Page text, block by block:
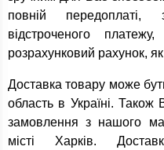
повній
відстроченого
розрахунковий рахунок,
Доставка товару може
область в Україні. Також
замовлення з нашого
місті Харків.